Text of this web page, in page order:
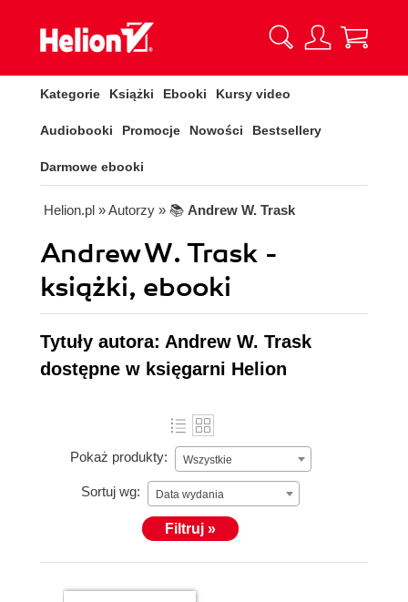
Kategorie Książki Ebooki Kursy video
Audiobooki Promocje Nowości Bestsellery
Darmowe ebooki
Helion.pl » Autorzy » 📚 Andrew W. Trask
Andrew W. Trask -
książki, ebooki
Tytuły autora: Andrew W. Trask
dostępne w księgarni Helion
Pokaż produkty: Wszystkie
Sortuj wg: Data wydania
Filtruj »